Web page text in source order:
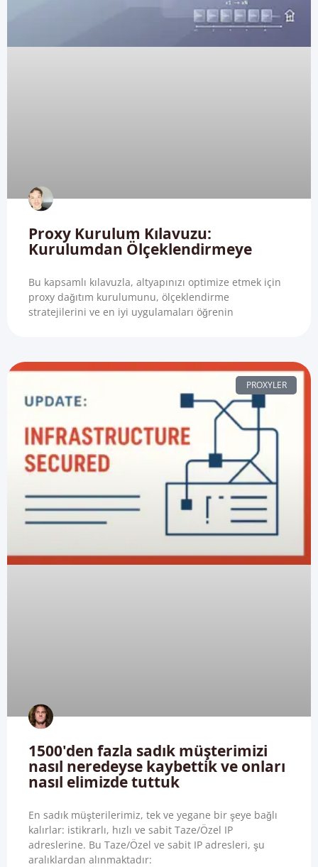
Proxy Kurulum Kılavuzu:
Kurulumdan Ölçeklendirmeye
Bu kapsamlı kılavuzla, altyapınızı optimize etmek için
proxy dağıtım kurulumunu, ölçeklendirme
stratejilerini ve en iyi uygulamaları öğrenin
PROXYLER
1500'den fazla sadık müşterimizi
nasıl neredeyse kaybettik ve onları
nasıl elimizde tuttuk
En sadık müşterilerimiz, tek ve yegane bir şeye bağlı
kalırlar: istikrarlı, hızlı ve sabit Taze/Özel IP
adreslerine. Bu Taze/Özel ve sabit IP adresleri, şu
aralıklardan alınmaktadır: